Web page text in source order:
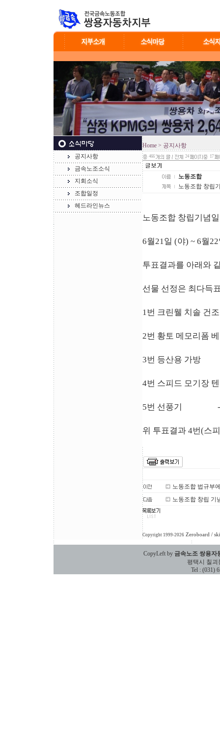
공지사항
금속노조소식
지회소식
조합일정
헤드라인뉴스
Home > 공지사항
466 24 17
노동조합
노동조합 창립
노동조합 창립기념
6월21일 (야) ~ 6월
투표결과를 아래와
선물 선정은 최다득
1번 크린웰 치솔 건
2번 황토 메모리폼
3번 등산용 가방
4번 스피드 모기장
5번 선풍기
위 투표결과 4번(스
노동조합 법규부
노동조합 창립 기
Copyright 1999-2026 Zeroboard /
CopyLeft by 금속노조 쌍용자
평택시 칠괴동
Tel : (031)